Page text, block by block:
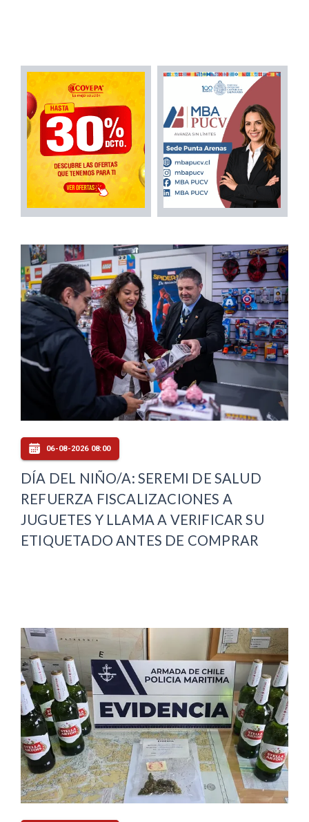
06-08-2026 08:00
DÍA DEL NIÑO/A: SEREMI DE SALUD
REFUERZA FISCALIZACIONES A
JUGUETES Y LLAMA A VERIFICAR SU
ETIQUETADO ANTES DE COMPRAR